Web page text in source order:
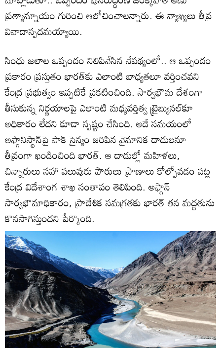
ప్రత్యామ్నాయం గురించి ఆలోచించాలన్నారు. ఈ వ్యాఖ్యలు తీవ్ర
వివాదాస్పదమయ్యాయి.
సింధు జలాల ఒప్పందం నిలిపివేసిన నేపథ్యంలో.. ఆ ఒప్పందం
ప్రకారం ప్రస్తుతం భారత్‌కు ఎలాంటి బాధ్యతలూ వర్తించవని
కేంద్ర ప్రభుత్వం ఇప్పటికే ప్రకటించింది. సార్వభౌమ దేశంగా
తీసుకున్న నిర్ణయాలపై ఎలాంటి మధ్యవర్తిత్వ ట్రైబ్యునల్‌కూ
అధికారం లేదని కూడా స్పష్టం చేసింది. అదే సమయంలో
అఫ్గానిస్థాన్‌పై పాక్ సైన్యం జరిపిన వైమానిక దాడులనూ
తీవ్రంగా ఖండించింది భారత్. ఆ దాడుల్లో మహిళలు,
చిన్నారులు సహా పలువురు పౌరులు ప్రాణాలు కోల్పోవడం పట్ల
కేంద్ర విదేశాంగ శాఖ సంతాపం తెలిపింది. అఫ్గాన్‌
సార్వభౌమాధికారం, ప్రాదేశిక సమగ్రతకు భారత్‌ తన మద్దతును
కొనసాగిస్తుందని పేర్కొంది.